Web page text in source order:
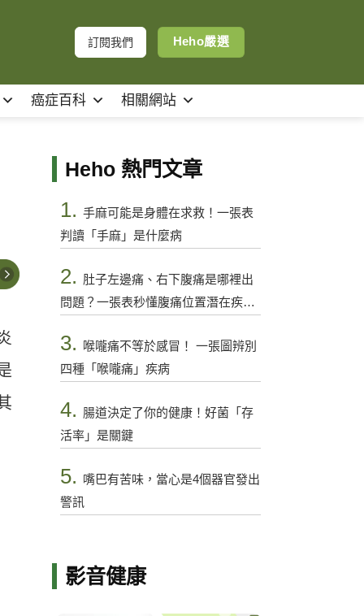
訂閱我們 Heho嚴選
癌症百科 相關網站
Heho 熱門文章
1. 手麻可能是身體在求救！一張表
判讀「手麻」是什麼病
2. 肚子左邊痛、右下腹痛是哪裡出
問題？一張表秒懂腹痛位置潛在疾病
3.
喉嚨痛不等於感冒！ 一張圖辨別
四種「喉嚨痛」疾病
4. 腸道決定了你的健康！好菌「存
活率」是關鍵
5. 嘴巴有苦味，當心是4個器官發出
警訊
影音健康